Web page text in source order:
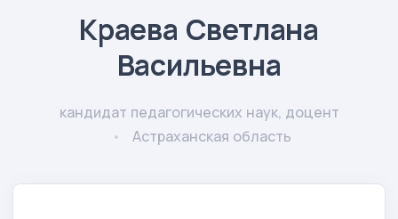
Краева Светлана
Васильевна
кандидат педагогических наук, доцент
Астраханская область